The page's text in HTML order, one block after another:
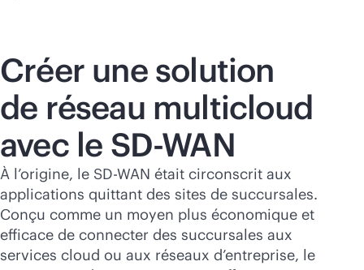
Créer une solution
de réseau multicloud
avec le SD-WAN
À l’origine, le SD-WAN était circonscrit aux
applications quittant des sites de succursales.
Conçu comme un moyen plus économique et
efficace de connecter des succursales aux
services cloud ou aux réseaux d’entreprise, le